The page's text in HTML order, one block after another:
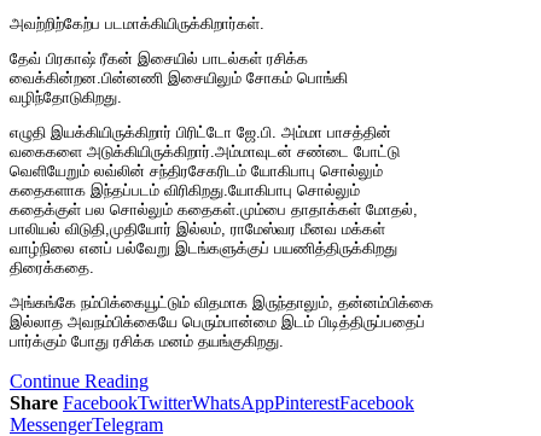
அவற்றிற்கேற்ப படமாக்கியிருக்கிறார்கள்.
தேவ் பிரகாஷ் ரீகன் இசையில் பாடல்கள் ரசிக்க
வைக்கின்றன.பின்னணி இசையிலும் சோகம் பொங்கி
வழிந்தோடுகிறது.
எழுதி இயக்கியிருக்கிறார் பிரிட்டோ ஜே.பி. அம்மா பாசத்தின்
வகைகளை அடுக்கியிருக்கிறார்.அம்மாவுடன் சண்டை போட்டு
வெளியேறும் லவ்லின் சந்திரசேகரிடம் யோகிபாபு சொல்லும்
கதைகளாக இந்தப்படம் விரிகிறது.யோகிபாபு சொல்லும்
கதைக்குள் பல சொல்லும் கதைகள்.மும்பை தாதாக்கள் மோதல்,
பாலியல் விடுதி,முதியோர் இல்லம், ராமேஸ்வர மீனவ மக்கள்
வாழ்நிலை எனப் பல்வேறு இடங்களுக்குப் பயணித்திருக்கிறது
திரைக்கதை.
அங்கங்கே நம்பிக்கையூட்டும் விதமாக இருந்தாலும், தன்னம்பிக்கை
இல்லாத அவநம்பிக்கையே பெரும்பான்மை இடம் பிடித்திருப்பதைப்
பார்க்கும் போது ரசிக்க மனம் தயங்குகிறது.
Continue Reading
Share FacebookTwitterWhatsAppPinterestFacebook
MessengerTelegram